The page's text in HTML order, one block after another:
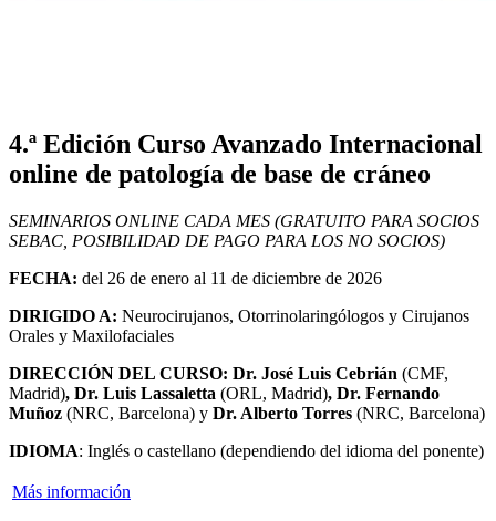
4.ª Edición Curso Avanzado Internacional
online de patología de base de cráneo
SEMINARIOS ONLINE CADA MES (GRATUITO PARA SOCIOS
SEBAC, POSIBILIDAD DE PAGO PARA LOS NO SOCIOS)
FECHA: del 26 de enero al 11 de diciembre de 2026
DIRIGIDO A: Neurocirujanos, Otorrinolaringólogos y Cirujanos
Orales y Maxilofaciales
DIRECCIÓN DEL CURSO: Dr. José Luis Cebrián (CMF,
Madrid), Dr. Luis Lassaletta (ORL, Madrid), Dr. Fernando
Muñoz (NRC, Barcelona) y Dr. Alberto Torres (NRC, Barcelona)
IDIOMA: Inglés o castellano (dependiendo del idioma del ponente)
Más información